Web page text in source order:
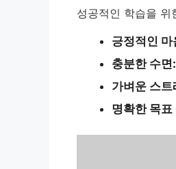
성공적인 학습을 위
긍정적인 마
충분한 수면:
가벼운 스트
명확한 목표